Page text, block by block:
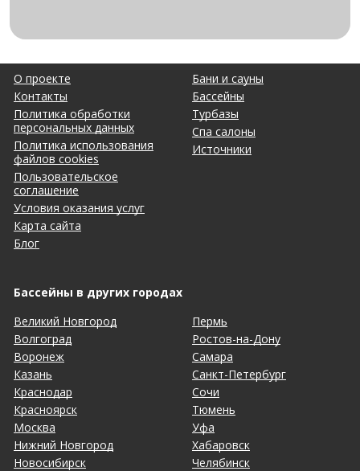
О проекте
Контакты
Политика обработки
персональных данных
Политика использования
файлов cookies
Пользовательское
соглашение
Условия оказания услуг
Карта сайта
Блог
Бани и сауны
Бассейны
Турбазы
Спа салоны
Источники
Бассейны в других городах
Великий Новгород
Волгоград
Воронеж
Казань
Краснодар
Красноярск
Москва
Нижний Новгород
Новосибирск
Пермь
Ростов-на-Дону
Самара
Санкт-Петербург
Сочи
Тюмень
Уфа
Хабаровск
Челябинск